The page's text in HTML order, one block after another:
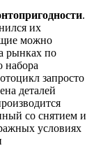
.
их
можно
рынках по
набора
запросто
деталей
со снятием и
условиях